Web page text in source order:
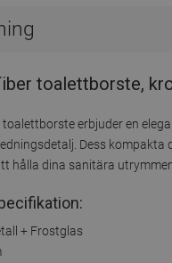
toalettborste,
toalettborste erbjuder en
Dess
hålla dina sanitära
+ Frostglas